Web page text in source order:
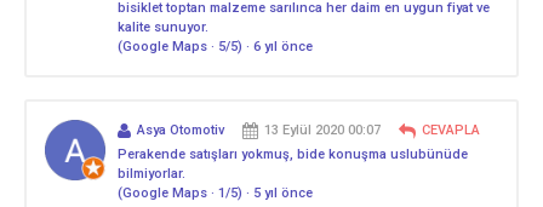
bisiklet toptan malzeme sarılınca her daim en uygun fiyat ve
kalite sunuyor.
(Google Maps · 5/5) · 6 yıl önce
Asya Otomotiv 13 Eylül 2020 00:07
CEVAPLA
Perakende satışları yokmuş, bide konuşma uslubünüde
bilmiyorlar.
(Google Maps · 1/5) · 5 yıl önce